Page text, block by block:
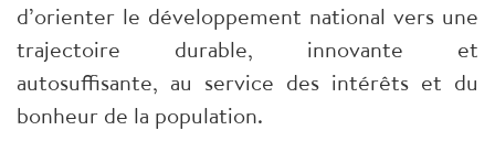
d’orienter le développement national vers une
trajectoire durable, innovante et
autosuffisante, au service des intérêts et du
bonheur de la population.